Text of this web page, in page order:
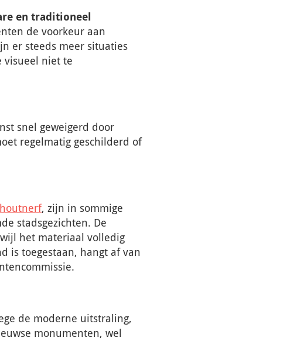
en traditioneel
de voorkeur aan
er steeds meer situaties
visueel niet te
snel geweigerd door
regelmatig geschilderd of
, zijn in sommige
stadsgezichten. De
het materiaal volledig
is toegestaan, hangt af van
de moderne uitstraling,
monumenten, wel